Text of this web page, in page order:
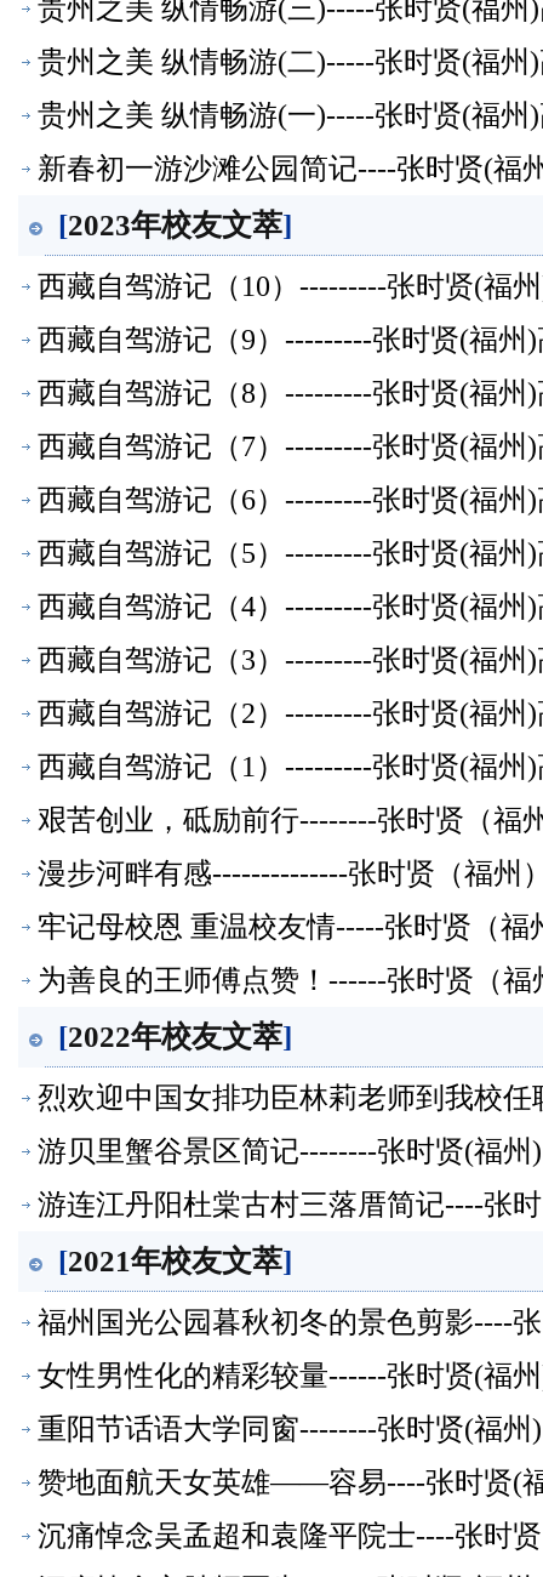
贵州之美 纵情畅游(三)-----张时贤(福州
贵州之美 纵情畅游(二)-----张时贤(福州
贵州之美 纵情畅游(一)-----张时贤(福州
新春初一游沙滩公园简记----张时贤(福
[2023年校友文萃]
西藏自驾游记（10）---------张时贤(福
西藏自驾游记（9）---------张时贤(福州
西藏自驾游记（8）---------张时贤(福州
西藏自驾游记（7）---------张时贤(福州
西藏自驾游记（6）---------张时贤(福州
西藏自驾游记（5）---------张时贤(福州
西藏自驾游记（4）---------张时贤(福州
西藏自驾游记（3）---------张时贤(福州
西藏自驾游记（2）---------张时贤(福州
西藏自驾游记（1）---------张时贤(福州
艰苦创业，砥励前行--------张时贤（福
漫步河畔有感--------------张时贤（福州
牢记母校恩 重温校友情-----张时贤（福
为善良的王师傅点赞！------张时贤（
[2022年校友文萃]
烈欢迎中国女排功臣林莉老师到我校
游贝里蟹谷景区简记--------张时贤(福
游连江丹阳杜棠古村三落厝简记----张
[2021年校友文萃]
福州国光公园暮秋初冬的景色剪影----
女性男性化的精彩较量------张时贤(福
重阳节话语大学同窗--------张时贤(福
赞地面航天女英雄——容易----张时贤(
沉痛悼念吴孟超和袁隆平院士----张时